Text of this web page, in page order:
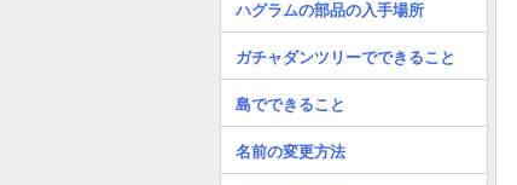
ハグラムの部品の入手場所
ガチャダンツリーでできること
島でできること
名前の変更方法